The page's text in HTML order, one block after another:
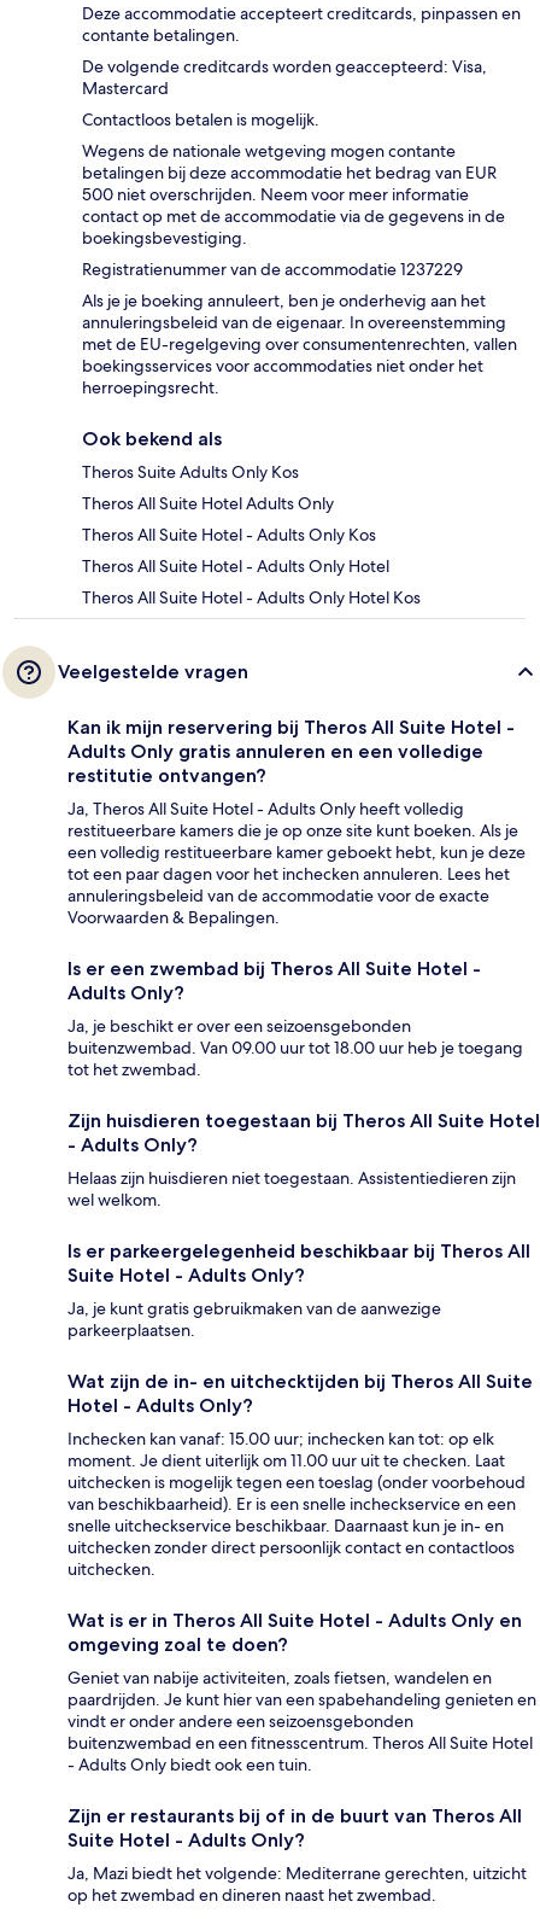
Deze accommodatie accepteert creditcards, pinpassen en
contante betalingen.
De volgende creditcards worden geaccepteerd: Visa,
Mastercard
Contactloos betalen is mogelijk.
Wegens de nationale wetgeving mogen contante
betalingen bij deze accommodatie het bedrag van EUR
500 niet overschrijden. Neem voor meer informatie
contact op met de accommodatie via de gegevens in de
boekingsbevestiging.
Registratienummer van de accommodatie 1237229
Als je je boeking annuleert, ben je onderhevig aan het
annuleringsbeleid van de eigenaar. In overeenstemming
met de EU-regelgeving over consumentenrechten, vallen
boekingsservices voor accommodaties niet onder het
herroepingsrecht.
Ook bekend als
Theros Suite Adults Only Kos
Theros All Suite Hotel Adults Only
Theros All Suite Hotel - Adults Only Kos
Theros All Suite Hotel - Adults Only Hotel
Theros All Suite Hotel - Adults Only Hotel Kos
Veelgestelde vragen
Kan ik mijn reservering bij Theros All Suite Hotel -
Adults Only gratis annuleren en een volledige
restitutie ontvangen?
Ja, Theros All Suite Hotel - Adults Only heeft volledig
restitueerbare kamers die je op onze site kunt boeken. Als je
een volledig restitueerbare kamer geboekt hebt, kun je deze
tot een paar dagen voor het inchecken annuleren. Lees het
annuleringsbeleid van de accommodatie voor de exacte
Voorwaarden & Bepalingen.
Is er een zwembad bij Theros All Suite Hotel -
Adults Only?
Ja, je beschikt er over een seizoensgebonden
buitenzwembad. Van 09.00 uur tot 18.00 uur heb je toegang
tot het zwembad.
Zijn huisdieren toegestaan bij Theros All Suite Hotel
- Adults Only?
Helaas zijn huisdieren niet toegestaan. Assistentiedieren zijn
wel welkom.
Is er parkeergelegenheid beschikbaar bij Theros All
Suite Hotel - Adults Only?
Ja, je kunt gratis gebruikmaken van de aanwezige
parkeerplaatsen.
Wat zijn de in- en uitchecktijden bij Theros All Suite
Hotel - Adults Only?
Inchecken kan vanaf: 15.00 uur; inchecken kan tot: op elk
moment. Je dient uiterlijk om 11.00 uur uit te checken. Laat
uitchecken is mogelijk tegen een toeslag (onder voorbehoud
van beschikbaarheid). Er is een snelle incheckservice en een
snelle uitcheckservice beschikbaar. Daarnaast kun je in- en
uitchecken zonder direct persoonlijk contact en contactloos
uitchecken.
Wat is er in Theros All Suite Hotel - Adults Only en
omgeving zoal te doen?
Geniet van nabije activiteiten, zoals fietsen, wandelen en
paardrijden. Je kunt hier van een spabehandeling genieten en
vindt er onder andere een seizoensgebonden
buitenzwembad en een fitnesscentrum. Theros All Suite Hotel
- Adults Only biedt ook een tuin.
Zijn er restaurants bij of in de buurt van Theros All
Suite Hotel - Adults Only?
Ja, Mazi biedt het volgende: Mediterrane gerechten, uitzicht
op het zwembad en dineren naast het zwembad.